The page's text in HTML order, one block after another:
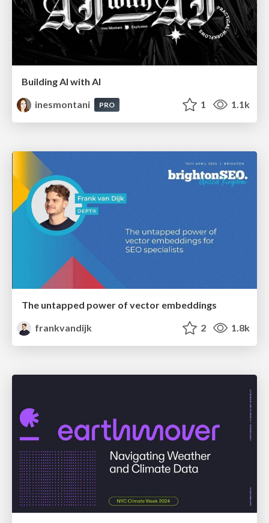
Building AI with AI
inesmontani
PRO 1 1.1k
The untapped power of vector embeddings
frankvandijk
2 1.8k